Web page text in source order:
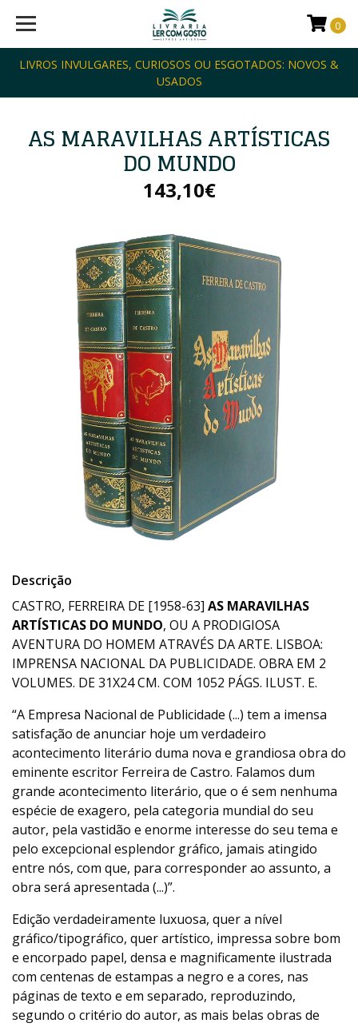
LIVROS INVULGARES, CURIOSOS OU ESGOTADOS: NOVOS &
USADOS
0
AS MARAVILHAS ARTÍSTICAS
DO MUNDO
143,10€
Descrição
CASTRO, FERREIRA DE [1958-63] AS MARAVILHAS
ARTÍSTICAS DO MUNDO, OU A PRODIGIOSA
AVENTURA DO HOMEM ATRAVÉS DA ARTE. LISBOA:
IMPRENSA NACIONAL DA PUBLICIDADE. OBRA EM 2
VOLUMES. DE 31X24 CM. COM 1052 PÁGS. ILUST. E.
“A Empresa Nacional de Publicidade (...) tem a imensa
satisfação de anunciar hoje um verdadeiro
acontecimento literário duma nova e grandiosa obra do
eminente escritor Ferreira de Castro. Falamos dum
grande acontecimento literário, que o é sem nenhuma
espécie de exagero, pela categoria mundial do seu
autor, pela vastidão e enorme interesse do seu tema e
pelo excepcional esplendor gráfico, jamais atingido
entre nós, com que, para corresponder ao assunto, a
obra será apresentada (...)”.
Edição verdadeiramente luxuosa, quer a nível
gráfico/tipográfico, quer artístico, impressa sobre bom
e encorpado papel, densa e magnificamente ilustrada
com centenas de estampas a negro e a cores, nas
páginas de texto e em separado, reproduzindo,
segundo o critério do autor, as mais belas obras de